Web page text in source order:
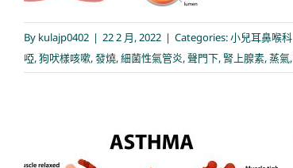
By kulajp0402 | 22 2 月, 2022 | Categories:小兒耳鼻喉科
啞,狗吠樣咳嗽,發燒,細菌性氣管炎,聲門下, 腎上腺素,蒸氣,